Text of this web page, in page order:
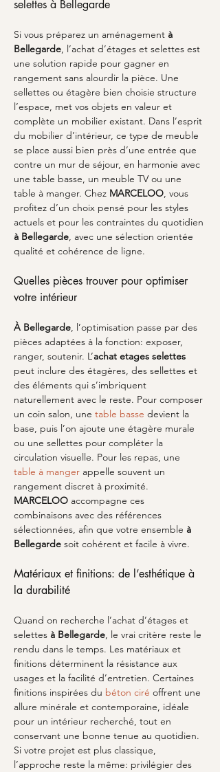
selettes à Bellegarde
Si vous préparez un aménagement à
Bellegarde, l’achat d’étages et selettes est
une solution rapide pour gagner en
rangement sans alourdir la pièce. Une
sellettes ou étagère bien choisie structure
l’espace, met vos objets en valeur et
complète un mobilier existant. Dans l’esprit
du mobilier d’intérieur, ce type de meuble
se place aussi bien près d’une entrée que
contre un mur de séjour, en harmonie avec
une table basse, un meuble TV ou une
table à manger. Chez MARCELOO, vous
profitez d’un choix pensé pour les styles
actuels et pour les contraintes du quotidien
à Bellegarde, avec une sélection orientée
qualité et cohérence de ligne.
Quelles pièces trouver pour optimiser
votre intérieur
À Bellegarde, l’optimisation passe par des
pièces adaptées à la fonction: exposer,
ranger, soutenir. L’achat etages selettes
peut inclure des étagères, des sellettes et
des éléments qui s’imbriquent
naturellement avec le reste. Pour composer
un coin salon, une table basse devient la
base, puis l’on ajoute une étagère murale
ou une sellettes pour compléter la
circulation visuelle. Pour les repas, une
table à manger appelle souvent un
rangement discret à proximité.
MARCELOO accompagne ces
combinaisons avec des références
sélectionnées, afin que votre ensemble à
Bellegarde soit cohérent et facile à vivre.
Matériaux et finitions: de l’esthétique à
la durabilité
Quand on recherche l’achat d’étages et
selettes à Bellegarde, le vrai critère reste le
rendu dans le temps. Les matériaux et
finitions déterminent la résistance aux
usages et la facilité d’entretien. Certaines
finitions inspirées du béton ciré offrent une
allure minérale et contemporaine, idéale
pour un intérieur recherché, tout en
conservant une bonne tenue au quotidien.
Si votre projet est plus classique,
l’approche reste la même: privilégier des